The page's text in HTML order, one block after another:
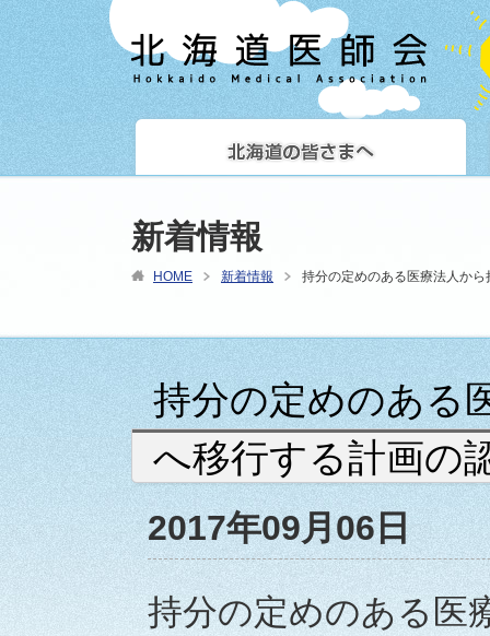
新着情報
HOME 新着情報 持分の定めのある医療法人か
持分の定めのある
へ移行する計画の
2017年09月06日
持分の定めのある医